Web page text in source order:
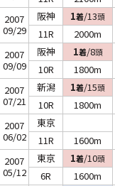
2007
09/29
阪神 1着/13頭
11R
2000m
2007
09/09
阪神 1着/8頭
10R
1800m
2007
07/21
新潟 1着/15頭
10R
1800m
2007
06/02
東京
11R
1600m
2007
05/12
東京 1着/10頭
6R
1600m